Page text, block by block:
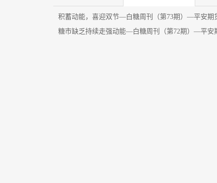
积蓄动能，喜迎双节—白糖周刊（第73期）—平安期
糖市缺乏持续走强动能—白糖周刊（第72期）—平安